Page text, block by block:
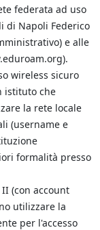
federata ad uso
Napoli Federico
e alle
wireless sicuro
istituto che
la rete locale
(username e
formalità presso
(con account
utilizzare la
per l'accesso